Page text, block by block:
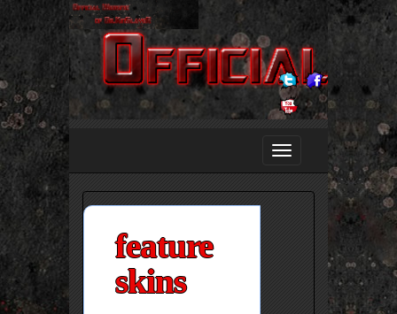
feature
skins